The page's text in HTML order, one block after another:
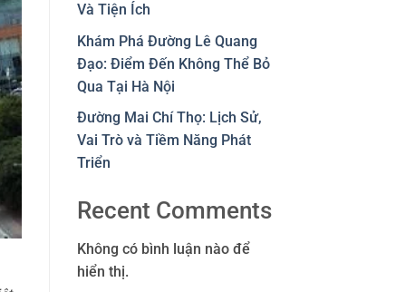
Và Tiện Ích
Khám Phá Đường Lê Quang
Đạo: Điểm Đến Không Thể Bỏ
Qua Tại Hà Nội
Đường Mai Chí Thọ: Lịch Sử,
Vai Trò và Tiềm Năng Phát
Triển
Recent Comments
Không có bình luận nào để
hiển thị.